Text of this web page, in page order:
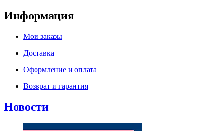
Информация
Мои заказы
Доставка
Оформление и оплата
Возврат и гарантия
Новости